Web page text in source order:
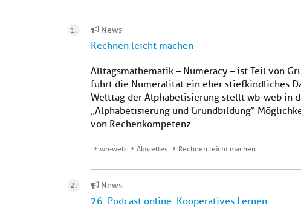
News
Rechnen leicht machen
Alltagsmathematik – Numeracy – ist Teil von
führt die Numeralität ein eher stiefkindliches
Welttag der Alphabetisierung stellt wb-web in
„Alphabetisierung und Grundbildung“
von Rechenkompetenz ...
wb-web Aktuelles Rechnen leicht machen
News
26. Podcast online: Kooperatives Lernen